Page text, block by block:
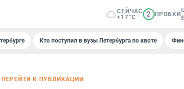
СЕЙЧАС
+17°C
2 ПРОБКИ
Кто поступил в вузы Петербурга по квоте
ПЕРЕЙТИ К ПУБЛИКАЦИИ